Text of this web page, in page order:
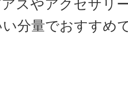
スやアクセサリ
分量でおすすめ